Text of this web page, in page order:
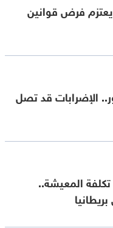
يعتزم فرض قوانين
الإضرابات قد تصل
المعيشة..